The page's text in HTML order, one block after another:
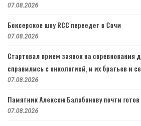
07.08.2026
Боксерское шоу RCC переедет в Сочи
07.08.2026
Стартовал прием заявок на соревнования
справились с онкологией, и их братьев и
07.08.2026
Памятник Алексею Балабанову почти
07.08.2026